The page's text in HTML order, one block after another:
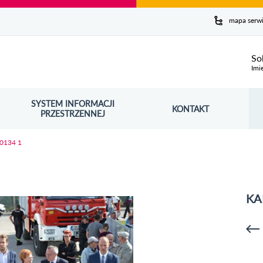
mapa
SYSTEM INFORMACJI
PRZESTRZENNEJ
OTWORZY SIĘ W NOWYM OKNIE KONTAKT
1